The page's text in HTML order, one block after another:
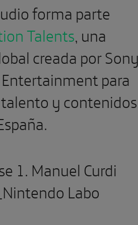
forma parte
Talents, una
creada por
para
y contenidos
1. Manuel Curdi
Labo